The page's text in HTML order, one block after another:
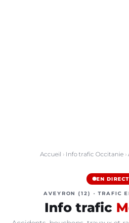
Accueil › Info trafic Occitanie›
EN DIRECT
AVEYRON (12) · TRAFIC
Info trafic